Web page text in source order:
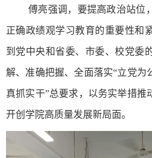
傅亮强调，要提高政治站位
正确政绩观学习教育的重要性和
到党中央和省委、市委、校党委
解、准确把握、全面落实“立党为
真抓实干”总要求，以务实举措推
开创学院高质量发展新局面。